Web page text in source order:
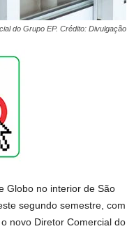
do Grupo EP. Crédito: Divulgação
Globo no interior de São
segundo semestre, com
novo Diretor Comercial do